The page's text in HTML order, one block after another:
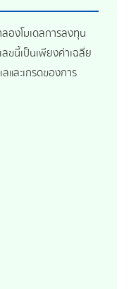
องโมเดลการลงทุน
ขนี้เป็นเพียงค่าเฉลี่ย
และเกรดของการ